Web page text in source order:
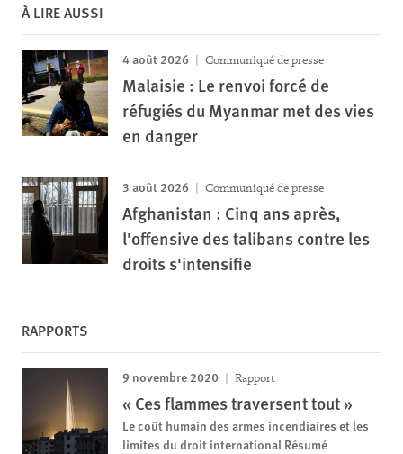
À LIRE AUSSI
4 août 2026 Communiqué de presse
Malaisie : Le renvoi forcé de
réfugiés du Myanmar met des vies
en danger
3 août 2026 Communiqué de presse
Afghanistan : Cinq ans après,
l'offensive des talibans contre les
droits s'intensifie
RAPPORTS
9 novembre 2020 Rapport
« Ces flammes traversent tout »
Le coût humain des armes incendiaires et les
limites du droit international Résumé